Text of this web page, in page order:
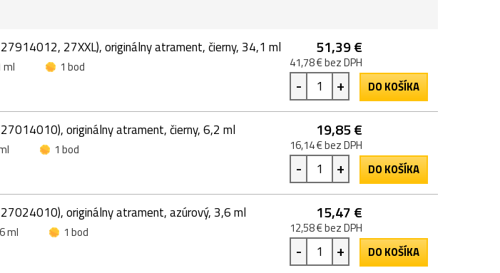
27XXL), originálny atrament, čierny, 34,1 ml
ml
1 bod
51,39 €
41,78 € bez DPH
- + DO KOŠÍKA
originálny atrament, čierny, 6,2 ml
1 bod
19,85 €
16,14 € bez DPH
- + DO KOŠÍKA
originálny atrament, azúrový, 3,6 ml
ml
1 bod
15,47 €
12,58 € bez DPH
- + DO KOŠÍKA